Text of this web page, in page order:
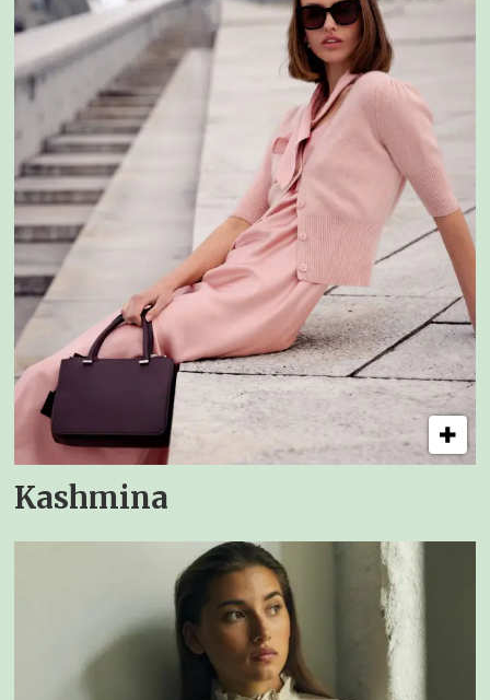
Kashmina